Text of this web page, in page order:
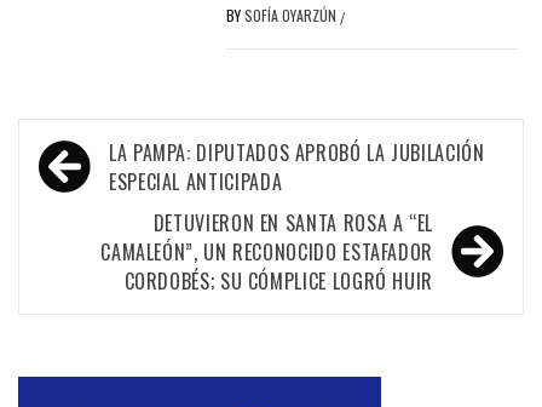
BYSOFÍA OYARZÚN /
Navegación
de
entradas
LA PAMPA: DIPUTADOS APROBÓ LA JUBILACIÓN
ESPECIAL ANTICIPADA
DETUVIERON EN SANTA ROSA A “EL
CAMALEÓN”, UN RECONOCIDO ESTAFADOR
CORDOBÉS; SU CÓMPLICE LOGRÓ HUIR